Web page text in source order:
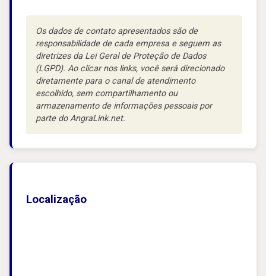
Os dados de contato apresentados são de
responsabilidade de cada empresa e seguem as
diretrizes da Lei Geral de Proteção de Dados
(LGPD). Ao clicar nos links, você será direcionado
diretamente para o canal de atendimento
escolhido, sem compartilhamento ou
armazenamento de informações pessoais por
parte do AngraLink.net.
Localização